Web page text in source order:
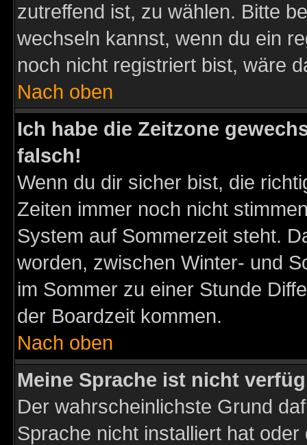
zutreffend ist, zu wählen. Bitte
wechseln kannst, wenn du ein
noch nicht registriert bist, wäre
Nach oben
Ich habe die Zeitzone
falsch!
Wenn du dir sicher bist, die
Zeiten immer noch nicht
System auf Sommerzeit steht.
worden, zwischen Winter- und
im Sommer zu einer Stunde
der Boardzeit kommen.
Nach oben
Meine Sprache ist nicht
Der wahrscheinlichste Grund
Sprache nicht installiert hat